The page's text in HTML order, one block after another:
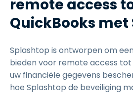
remote access
QuickBooks
Splashtop is ontworpen om
bieden voor remote access tot
uw financiële gegevens
hoe Splashtop de beveiliging